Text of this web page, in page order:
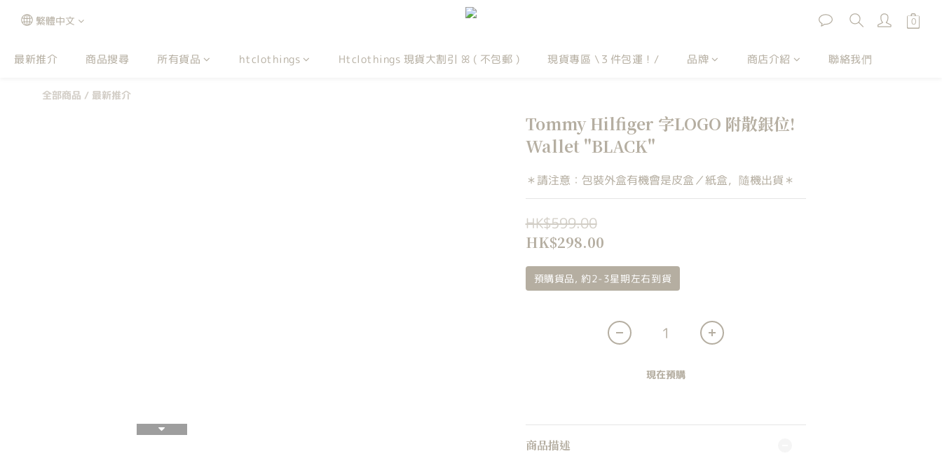
繁體中文
最新推介 商品搜尋 所有貨品 htclothings Htclothings 現貨大割引 ꕤ ( 不包郵 ) 現貨專區 \３件包運！/ 品牌 商店介紹 聯絡我們
全部商品 / 最新推介
Tommy Hilfiger 字LOGO 附散銀位!
Wallet "BLACK"
＊請注意：包裝外盒有機會是皮盒／紙盒，隨機出貨＊
HK$599.00
HK$298.00
預購貨品, 約2-3星期左右到貨
現在預購
商品描述